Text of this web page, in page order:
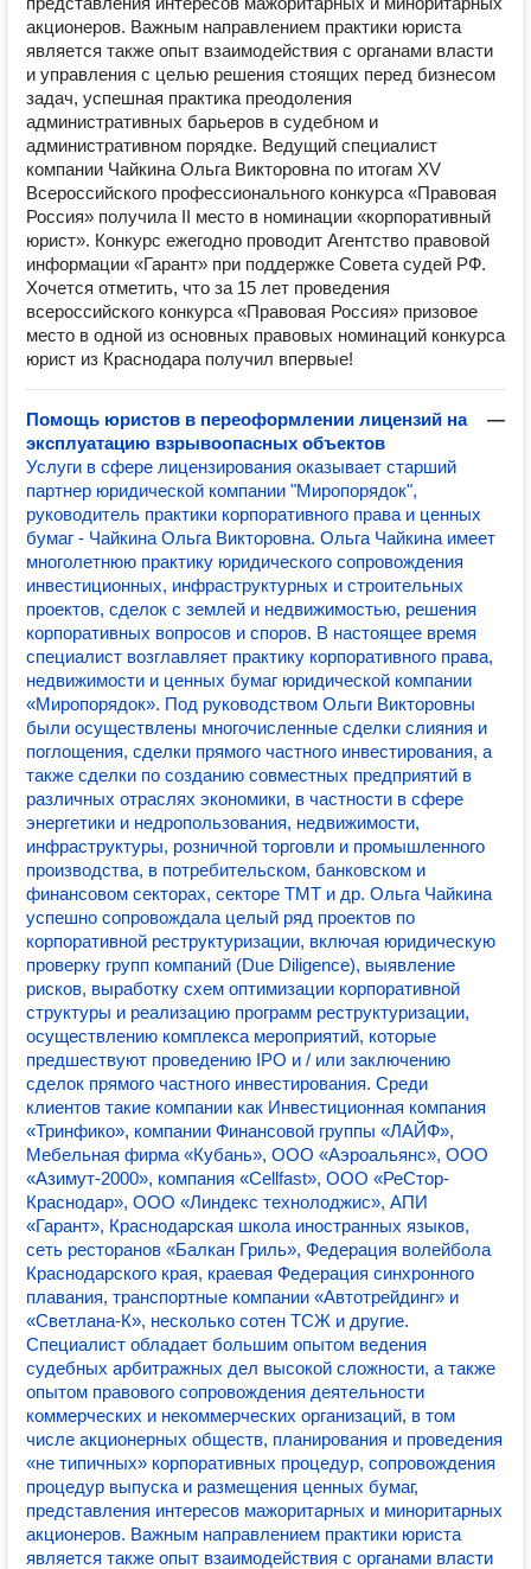
акционеров. Важным направлением практики юриста
является также опыт взаимодействия с органами власти
и управления с целью решения стоящих перед бизнесом
задач, успешная практика преодоления
административных барьеров в судебном и
административном порядке. Ведущий специалист
компании Чайкина Ольга Викторовна по итогам XV
Всероссийского профессионального конкурса «Правовая
Россия» получила II место в номинации «корпоративный
юрист». Конкурс ежегодно проводит Агентство правовой
информации «Гарант» при поддержке Совета судей РФ.
Хочется отметить, что за 15 лет проведения
всероссийского конкурса «Правовая Россия» призовое
место в одной из основных правовых номинаций конкурса
юрист из Краснодара получил впервые!
Помощь юристов в переоформлении лицензий на
эксплуатацию взрывоопасных объектов
—
Услуги в сфере лицензирования оказывает старший
партнер юридической компании "Миропорядок",
руководитель практики корпоративного права и ценных
бумаг - Чайкина Ольга Викторовна. Ольга Чайкина имеет
многолетнюю практику юридического сопровождения
инвестиционных, инфраструктурных и строительных
проектов, сделок с землей и недвижимостью, решения
корпоративных вопросов и споров. В настоящее время
специалист возглавляет практику корпоративного права,
недвижимости и ценных бумаг юридической компании
«Миропорядок». Под руководством Ольги Викторовны
были осуществлены многочисленные сделки слияния и
поглощения, сделки прямого частного инвестирования, а
также сделки по созданию совместных предприятий в
различных отраслях экономики, в частности в сфере
энергетики и недропользования, недвижимости,
инфраструктуры, розничной торговли и промышленного
производства, в потребительском, банковском и
финансовом секторах, секторе TMT и др. Ольга Чайкина
успешно сопровождала целый ряд проектов по
корпоративной реструктуризации, включая юридическую
проверку групп компаний (Due Diligence), выявление
рисков, выработку схем оптимизации корпоративной
структуры и реализацию программ реструктуризации,
осуществлению комплекса мероприятий, которые
предшествуют проведению IPO и / или заключению
сделок прямого частного инвестирования. Среди
клиентов такие компании как Инвестиционная компания
«Тринфико», компании Финансовой группы «ЛАЙФ»,
Мебельная фирма «Кубань», ООО «Аэроальянс», ООО
«Азимут-2000», компания «Cellfast», ООО «РеСтор-
Краснодар», ООО «Линдекс технолоджис», АПИ
«Гарант», Краснодарская школа иностранных языков,
сеть ресторанов «Балкан Гриль», Федерация волейбола
Краснодарского края, краевая Федерация синхронного
плавания, транспортные компании «Автотрейдинг» и
«Светлана-К», несколько сотен ТСЖ и другие.
Специалист обладает большим опытом ведения
судебных арбитражных дел высокой сложности, а также
опытом правового сопровождения деятельности
коммерческих и некоммерческих организаций, в том
числе акционерных обществ, планирования и проведения
«не типичных» корпоративных процедур, сопровождения
процедур выпуска и размещения ценных бумаг,
представления интересов мажоритарных и миноритарных
акционеров. Важным направлением практики юриста
является также опыт взаимодействия с органами власти